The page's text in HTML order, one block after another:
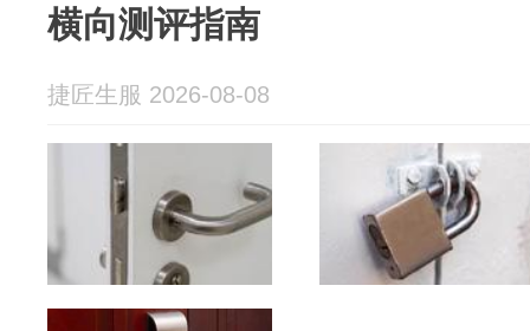
横向测评指南
捷匠生服 2026-08-08